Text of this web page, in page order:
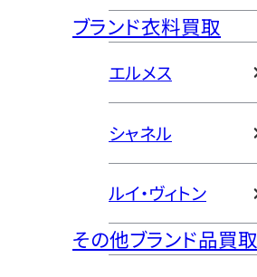
ブランド衣料買取
エルメス
シャネル
ルイ・ヴィトン
その他ブランド品買取